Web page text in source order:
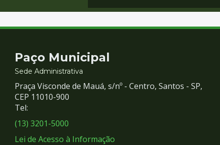
Contato
e
Redes
Sociais
Paço Municipal
Sede Administrativa
Praça Visconde de Mauá, s/nº - Centro, Santos - SP,
CEP 11010-900
Tel:
(13) 3201-5000
Lei de Acesso à Informação